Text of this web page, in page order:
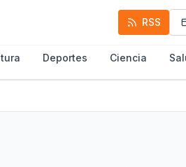
RSS
Deportes Ciencia